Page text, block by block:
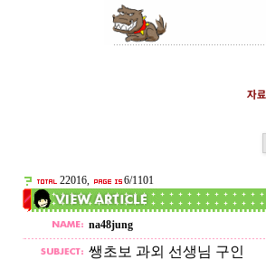
22016, 6/1101
na48jung
쌩초보 과외 선생님 구인